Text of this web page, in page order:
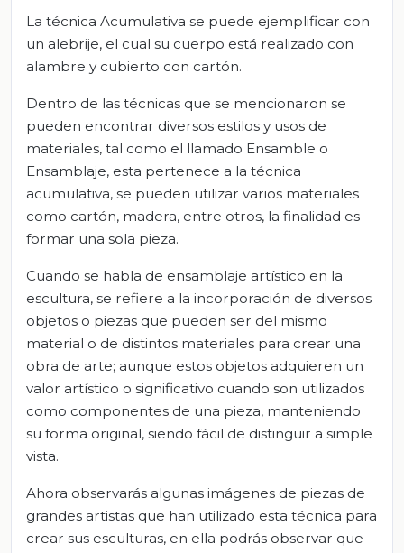
La técnica Acumulativa se puede ejemplificar con
un alebrije, el cual su cuerpo está realizado con
alambre y cubierto con cartón.
Dentro de las técnicas que se mencionaron se
pueden encontrar diversos estilos y usos de
materiales, tal como el llamado Ensamble o
Ensamblaje, esta pertenece a la técnica
acumulativa, se pueden utilizar varios materiales
como cartón, madera, entre otros, la finalidad es
formar una sola pieza.
Cuando se habla de ensamblaje artístico en la
escultura, se refiere a la incorporación de diversos
objetos o piezas que pueden ser del mismo
material o de distintos materiales para crear una
obra de arte; aunque estos objetos adquieren un
valor artístico o significativo cuando son utilizados
como componentes de una pieza, manteniendo
su forma original, siendo fácil de distinguir a simple
vista.
Ahora observarás algunas imágenes de piezas de
grandes artistas que han utilizado esta técnica para
crear sus esculturas, en ella podrás observar que